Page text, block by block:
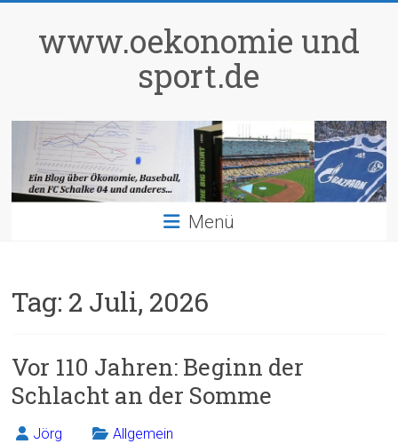
springenwww.oekonomie und
sport.de
Menü
Tag: 2 Juli, 2026
Vor 110 Jahren: Beginn der
Schlacht an der Somme
Jörg Allgemein